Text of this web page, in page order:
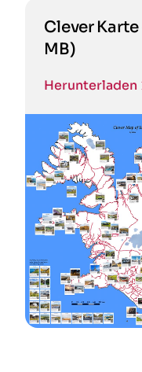
Clever
MB)
Herunterladen